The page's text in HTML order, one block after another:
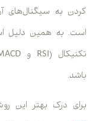
کردن به سیگنال‌های
است. به همین دلیل
باشد.
برای درک بهتر این